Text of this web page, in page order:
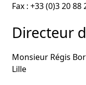
Fax : +33 (0)3 20 88
Directeur
Monsieur Régis
Lille